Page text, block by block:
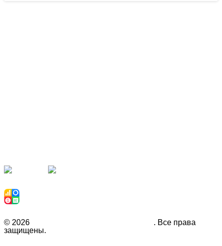
© 2026
. Все права
защищены.